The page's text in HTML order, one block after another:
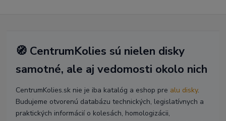
🧭 CentrumKolies sú nielen disky
samotné, ale aj vedomosti okolo nich
CentrumKolies.sk nie je iba katalóg a eshop pre alu disky.
Budujeme otvorenú databázu technických, legislatívnych a
praktických informácií o kolesách, homologizácii,